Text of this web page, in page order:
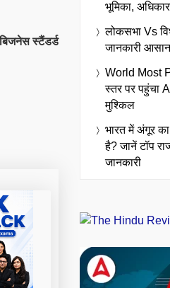
स्टैंडर्ड
भूमिका,
लोकसभा Vs
जानकारी आसान
World Most
स्तर पर पहुंचा
मुश्किल
भारत में अंगूर
है? जानें टॉप
जानकारी